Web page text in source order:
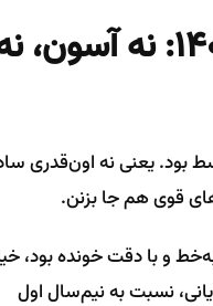
سطح کلی آزمون زیست دوازدهم خرداد ۱۴۰۴: نه
بود. یعنی نه اون‌قدری
و با دقت خونده بود،
نسبت به نیم‌سال اول